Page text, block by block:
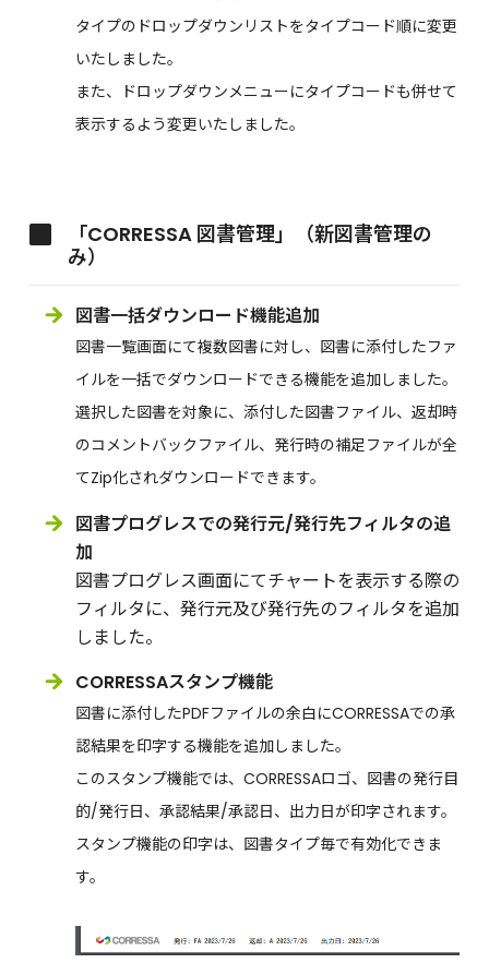
タイプのドロップダウンリストをタイプコード順に変更
いたしました。
また、ドロップダウンメニューにタイプコードも併せて
表示するよう変更いたしました。
「CORRESSA 図書管理」（新図書管理の
み）
図書一括ダウンロード機能追加
図書一覧画面にて複数図書に対し、図書に添付したファ
イルを一括でダウンロードできる機能を追加しました。
選択した図書を対象に、添付した図書ファイル、返却時
のコメントバックファイル、発行時の補足ファイルが全
てZip化されダウンロードできます。
図書プログレスでの発行元/発行先フィルタの追
加
図書プログレス画面にてチャートを表示する際の
フィルタに、発行元及び発行先のフィルタを追加
しました。
CORRESSAスタンプ機能
図書に添付したPDFファイルの余白にCORRESSAでの承
認結果を印字する機能を追加しました。
このスタンプ機能では、CORRESSAロゴ、図書の発行目
的/発行日、承認結果/承認日、出力日が印字されます。
スタンプ機能の印字は、図書タイプ毎で有効化できま
す。